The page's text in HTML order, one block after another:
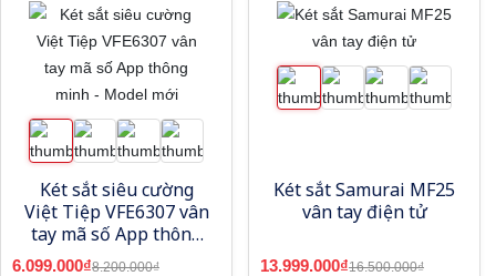
Két sắt siêu cường
Việt Tiệp VFE6307 vân
tay mã số App thông
minh - Model mới
6.099.000₫8.200.000₫
Két sắt Samurai MF25
vân tay điện tử
13.999.000₫16.500.000₫